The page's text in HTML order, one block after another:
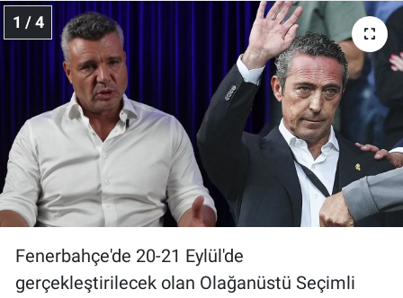
1 / 4
Fenerbahçe'de 20-21 Eylül'de
gerçekleştirilecek olan Olağanüstü Seçimli
Gündem Özel
Günün görüntüsü
Haber
İlan
Kimdir
Koronavirüs